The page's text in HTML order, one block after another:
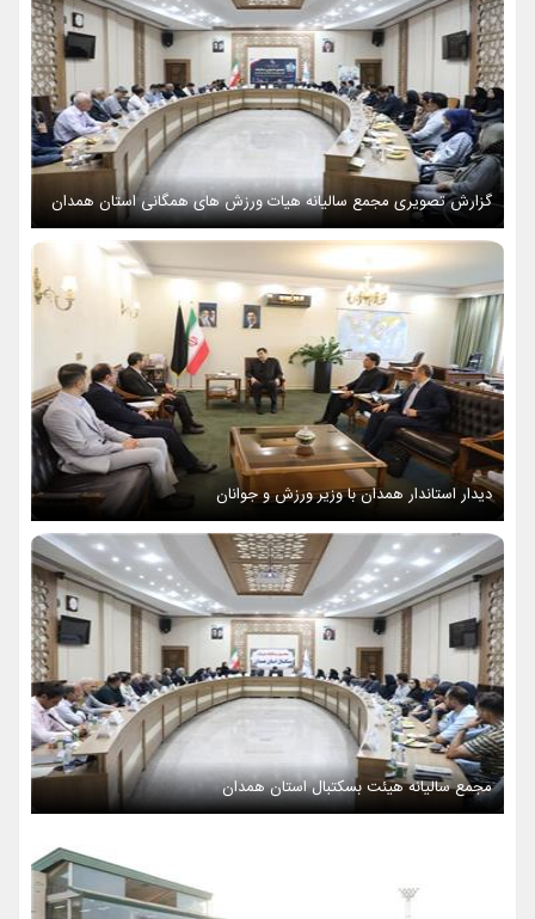
گزارش تصویری مجمع سالیانه هیات ورزش های همگانی استان همدان
دیدار استاندار همدان با وزیر ورزش و جوانان
مجمع سالیانه هیئت بسکتبال استان همدان